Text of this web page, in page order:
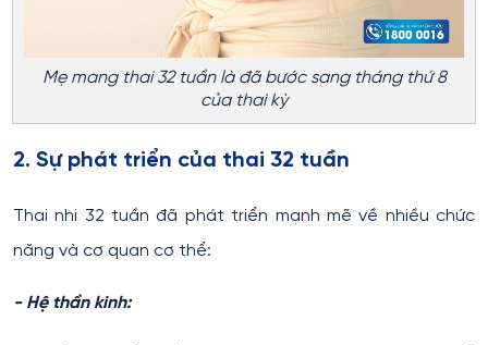
Mẹ mang thai 32 tuần là đã bước sang tháng thứ 8
của thai kỳ
2. Sự phát triển của thai 32 tuần
Thai nhi 32 tuần đã phát triển mạnh mẽ về nhiều chức
năng và cơ quan cơ thể:
- Hệ thần kinh: